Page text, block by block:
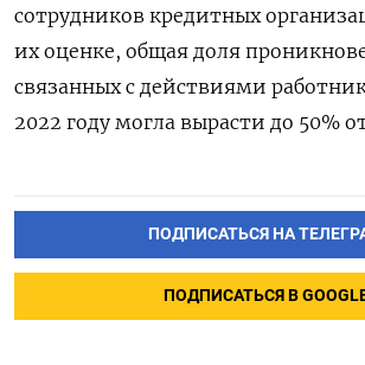
сотрудников кредитных
их оценке, общая доля
связанных с действиями
2022 году могла вырасти до 50%
ПОДПИСАТЬСЯ НА
ПОДПИСАТЬСЯ В